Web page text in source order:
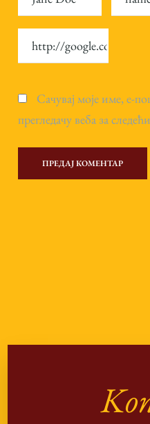
Сачувај моје име, е-
прегледачу веба за